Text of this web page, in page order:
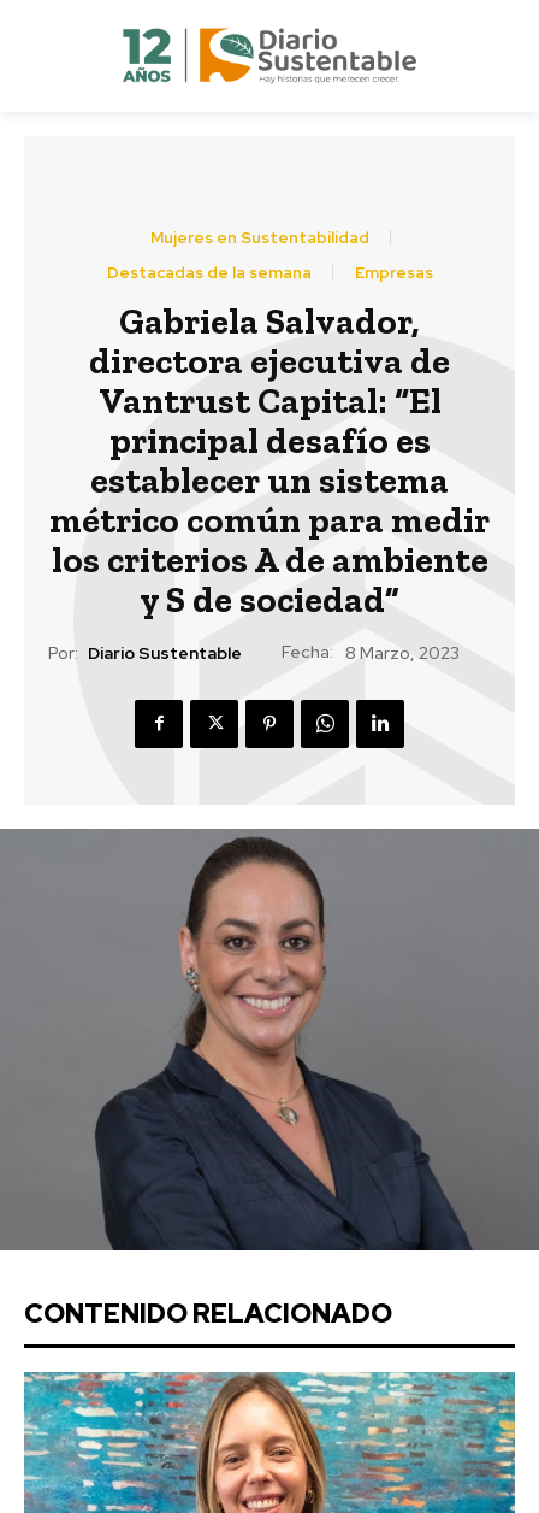
Mujeres en Sustentabilidad
Destacadas de la semana
Empresas
Gabriela Salvador,
directora ejecutiva de
Vantrust Capital: “El
principal desafío es
establecer un sistema
métrico común para medir
los criterios A de ambiente
y S de sociedad”
Por: Diario Sustentable Fecha: 8 Marzo, 2023
CONTENIDO RELACIONADO